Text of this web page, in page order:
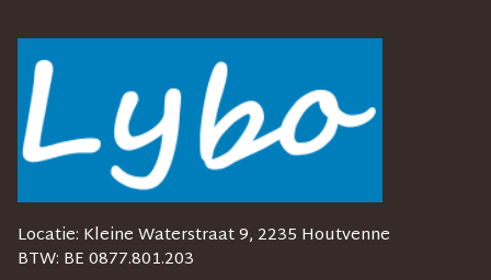
Locatie: Kleine Waterstraat 9, 2235 Houtvenne
BTW: BE 0877.801.203